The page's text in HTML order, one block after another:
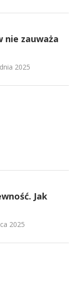
nie zauważa
2025
Jak
2025